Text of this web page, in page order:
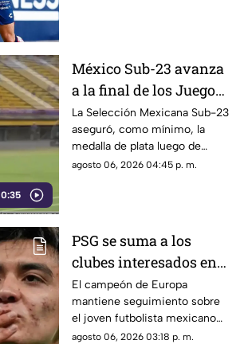
0:35
México Sub-23 avanza
a la final de los Juegos
Centroamericanos y del
Caribe 2026 tras golear
a Panamá
La Selección Mexicana Sub-23
aseguró, como mínimo, la
medalla de plata luego de
imponerse con autoridad a
agosto 06, 2026 04:45 p. m.
PSG se suma a los
clubes interesados en
Gilberto Mora;
esperarían mayoría de
edad
El campeón de Europa
mantiene seguimiento sobre
el joven futbolista mexicano
Gilberto Mora.
agosto 06, 2026 03:18 p. m.